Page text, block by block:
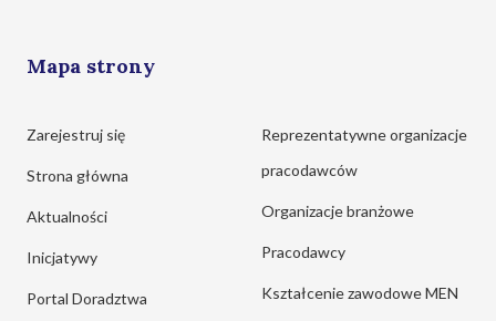
Mapa strony
Zarejestruj się
Strona główna
Aktualności
Inicjatywy
Portal Doradztwa
Reprezentatywne organizacje
pracodawców
Organizacje branżowe
Pracodawcy
Kształcenie zawodowe MEN